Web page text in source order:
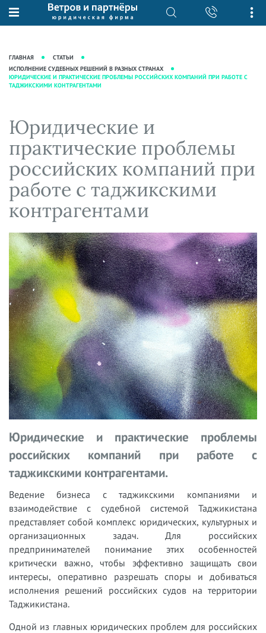
О нас
Рекомендации
Награды и рейтинги
фирмы
Кейсы
Вакансии
Юридические услуги
Интеллектуальная собственность
Корпоративная практика
Сопровождение бизнеса
Ведение уголовных дел
Защита активов
Ведение дел о банкротстве
База знаний
практики"
Статьи
Аудиоподкасты
Видеоподкасты
Справочная
Вопросы-ответы
Вебинары и семинары
Прямые эфиры
ГЛАВНАЯ
СТАТЬИ
ИСПОЛНЕНИЕ СУДЕБНЫХ РЕШЕНИЙ В РАЗНЫХ СТРАНАХ
ЮРИДИЧЕСКИЕ И ПРАКТИЧЕСКИЕ ПРОБЛЕМЫ РОССИЙСКИХ КОМПАНИЙ ПРИ РАБОТЕ С
ТАДЖИКСКИМИ КОНТРАГЕНТАМИ
Юридические и
практические проблемы
российских компаний при
работе с таджикскими
контрагентами
Юридические и практические проблемы
российских компаний при работе с
таджикскими контрагентами.
Ведение бизнеса с таджикскими компаниями и
взаимодействие с судебной системой Таджикистана
представляет собой комплекс юридических, культурных и
организационных задач. Для российских
предпринимателей понимание этих особенностей
критически важно, чтобы эффективно защищать свои
интересы, оперативно разрешать споры и добиваться
исполнения решений российских судов на территории
Таджикистана.
Одной из главных юридических проблем для российских